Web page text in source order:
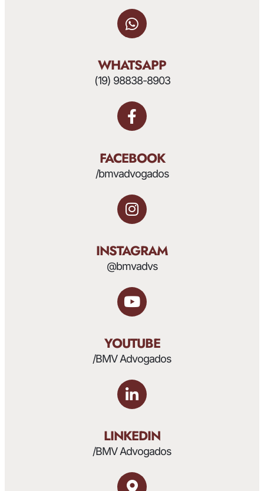
WHATSAPP
(19) 98838-8903
FACEBOOK
/bmvadvogados
INSTAGRAM
@bmvadvs
YOUTUBE
/BMV Advogados
LINKEDIN
/BMV Advogados